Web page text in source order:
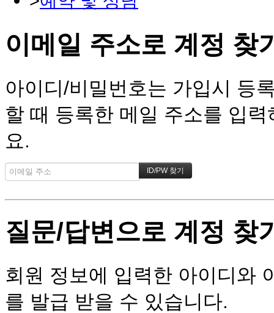
이메일 주소로 계정 찾
아이디/비밀번호는 가입시 등
할 때 등록한 메일 주소를 입
요.
질문/답변으로 계정 찾
회원 정보에 입력한 아이디와
를 발급 받을 수 있습니다.